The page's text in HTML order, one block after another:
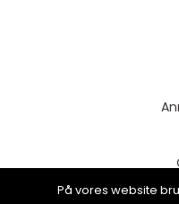
På vores website